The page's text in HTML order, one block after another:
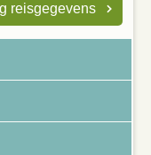
reisgegevens